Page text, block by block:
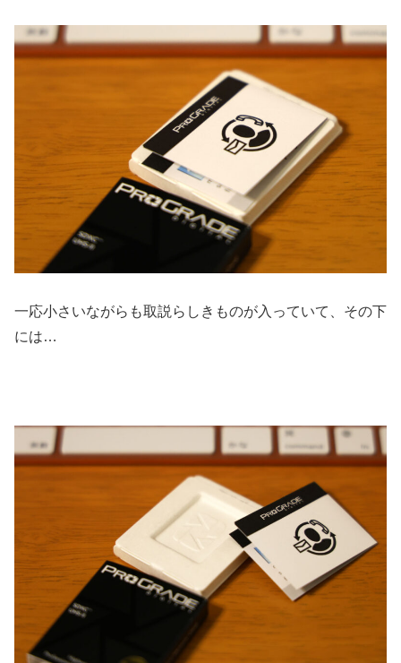
一応小さいながらも取説らしきものが入っていて、その下
には…